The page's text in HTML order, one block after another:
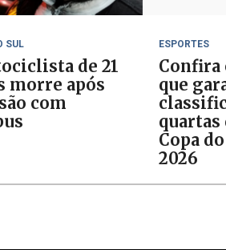
SUL
de 21
morre após
com
ESPORTES
Confira
que
quartas
Copa
2026